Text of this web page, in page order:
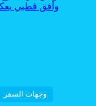
وجهات السفر